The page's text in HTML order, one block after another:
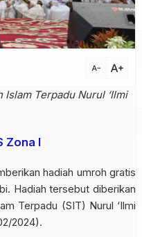
text_decrease text_increase
Terpadu Nurul ‘Ilmi
Zona I
hadiah umroh gratis
Hadiah tersebut diberikan
Terpadu (SIT) Nurul ‘Ilmi
2024).